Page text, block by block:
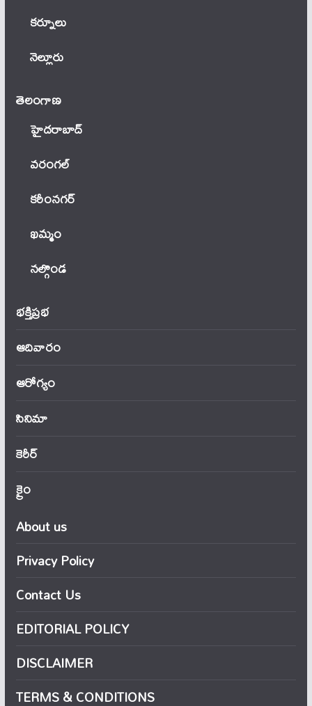
కర్నూలు
నెల్లూరు
తెలంగాణ‌
హైదరాబాద్
వ‌రంగ‌ల్
కరీంనగర్
ఖ‌మ్మం
నల్గొండ
భక్తిప్రభ
ఆదివారం
ఆరోగ్యం
సినిమా
కెరీర్
క్రైం
About us
Privacy Policy
Contact Us
EDITORIAL POLICY
DISCLAIMER
TERMS & CONDITIONS